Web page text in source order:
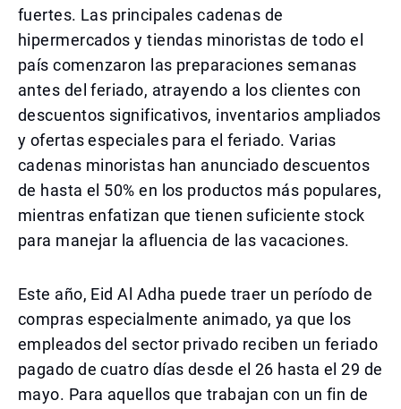
fuertes. Las principales cadenas de
hipermercados y tiendas minoristas de todo el
país comenzaron las preparaciones semanas
antes del feriado, atrayendo a los clientes con
descuentos significativos, inventarios ampliados
y ofertas especiales para el feriado. Varias
cadenas minoristas han anunciado descuentos
de hasta el 50% en los productos más populares,
mientras enfatizan que tienen suficiente stock
para manejar la afluencia de las vacaciones.
Este año, Eid Al Adha puede traer un período de
compras especialmente animado, ya que los
empleados del sector privado reciben un feriado
pagado de cuatro días desde el 26 hasta el 29 de
mayo. Para aquellos que trabajan con un fin de